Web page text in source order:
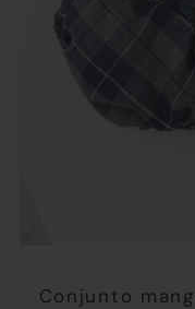
Conjunto